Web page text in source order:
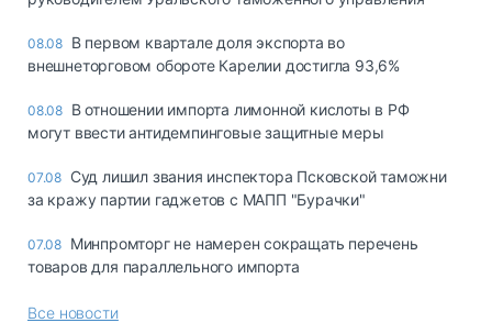
08.08 В первом квартале доля экспорта во
внешнеторговом обороте Карелии достигла 93,6%
08.08 В отношении импорта лимонной кислоты в РФ
могут ввести антидемпинговые защитные меры
07.08 Суд лишил звания инспектора Псковской таможни
за кражу партии гаджетов с МАПП "Бурачки"
07.08 Минпромторг не намерен сокращать перечень
товаров для параллельного импорта
Все новости